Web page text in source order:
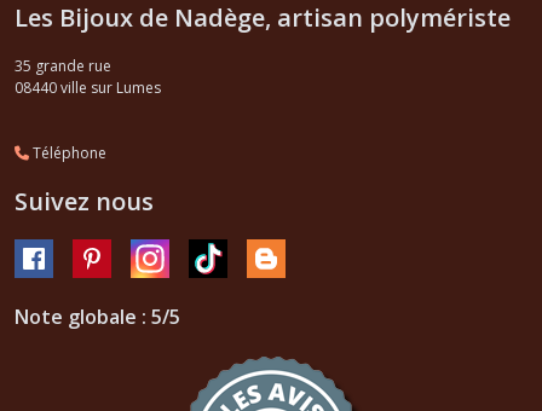
Les Bijoux de Nadège, artisan polymériste
35 grande rue
08440ville sur Lumes
Téléphone
Suivez nous
Note globale : 5/5